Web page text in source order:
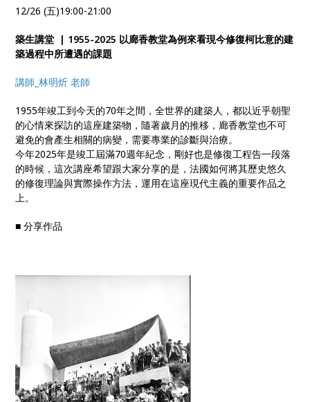
12/26 (五)19:00-21:00
築生講堂 | 1955-2025 以廊香教堂為例來看現今修復柯比意的建
築過程中所遭遇的課題
講師_林明炘 老師
1955年竣工到今天的70年之間，全世界的建築人，都以近乎朝聖
的心情來探訪的這座建築物，隨著歲月的推移，廊香教堂也不可
避免的會產生相關的病變，需要專業的診斷與治療。
今年2025年是竣工屆滿70週年紀念，剛好也是修復工程告一段落
的時候，這次講座希望跟大家分享的是，法國如何將其歷史悠久
的修復理論與實際操作方法，運用在這座現代主義的重要作品之
上。
■ 分享作品